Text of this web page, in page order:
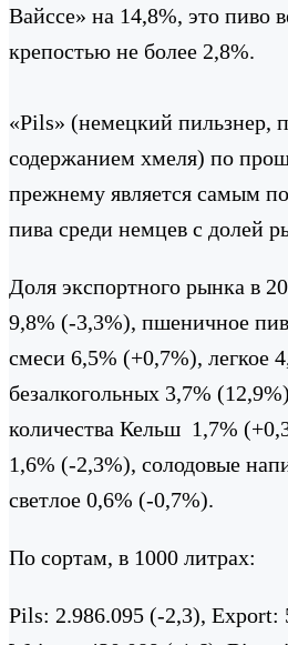
Вайссе» на 14,8%, это пиво
крепостью не более 2,8%.
«Pils» (немецкий пильзнер,
содержанием хмеля) по
прежнему является самым
пива среди немцев с долей
Доля экспортного рынка в
9,8% (-3,3%), пшеничное
смеси 6,5% (+0,7%), легкое
безалкогольных 3,7%
количества Кельш 1,7%
1,6% (-2,3%), солодовые
светлое 0,6% (-0,7%).
По сортам, в 1000 литрах:
Pils: 2.986.095 (-2,3), Export: